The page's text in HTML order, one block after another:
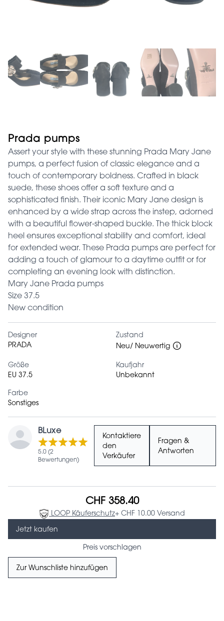
Prada pumps
Assert your style with these stunning Prada Mary Jane
pumps, a perfect fusion of classic elegance and a
touch of contemporary boldness. Crafted in black
suede, these shoes offer a soft texture and a
sophisticated finish. Their iconic Mary Jane design is
enhanced by a wide strap across the instep, adorned
with a beautiful flower-shaped buckle. The thick block
heel ensures exceptional stability and comfort, ideal
for extended wear. These Prada pumps are perfect for
adding a touch of glamour to a daytime outfit or for
completing an evening look with distinction.
Mary Jane Prada pumps
Size 37.5
New condition
Designer
PRADA
Zustand
Neu/ Neuwertig
Größe
EU 37.5
Kaufjahr
Unbekannt
Farbe
Sonstiges
BLuxe
5.0 (2
Bewertungen)
Kontaktiere
den
Verkäufer
Fragen &
Antworten
CHF 358.40
LOOP Käuferschutz+ CHF 10.00 Versand
Jetzt kaufen
Preis vorschlagen
Zur Wunschliste hinzufügen